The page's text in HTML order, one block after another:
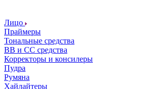
Лицо
Праймеры
Тональные средства
ВВ и СС средства
Корректоры и консилеры
Пудра
Румяна
Хайлайтеры